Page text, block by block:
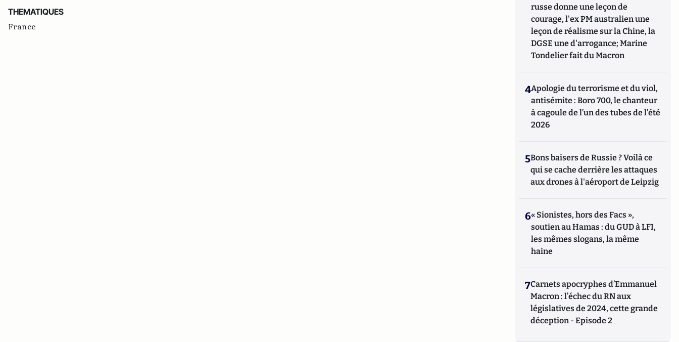
THEMATIQUES
France
russe donne une leçon de
courage, l'ex PM australien une
leçon de réalisme sur la Chine, la
DGSE une d'arrogance; Marine
Tondelier fait du Macron
4Apologie du terrorisme et du viol,
antisémite : Boro 700, le chanteur
à cagoule de l’un des tubes de l’été
2026
5Bons baisers de Russie ? Voilà ce
qui se cache derrière les attaques
aux drones à l'aéroport de Leipzig
6« Sionistes, hors des Facs »,
soutien au Hamas : du GUD à LFI,
les mêmes slogans, la même
haine
7Carnets apocryphes d’Emmanuel
Macron : l’échec du RN aux
législatives de 2024, cette grande
déception - Episode 2